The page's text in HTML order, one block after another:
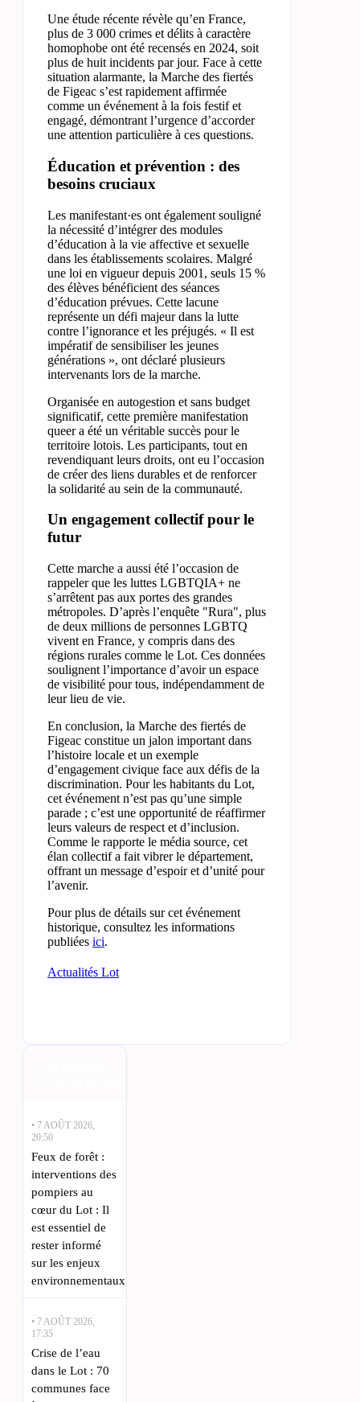
Une étude récente révèle qu’en France,
plus de 3 000 crimes et délits à caractère
homophobe ont été recensés en 2024, soit
plus de huit incidents par jour. Face à cette
situation alarmante, la Marche des fiertés
de Figeac s’est rapidement affirmée
comme un événement à la fois festif et
engagé, démontrant l’urgence d’accorder
une attention particulière à ces questions.
Éducation et prévention : des
besoins cruciaux
Les manifestant·es ont également souligné
la nécessité d’intégrer des modules
d’éducation à la vie affective et sexuelle
dans les établissements scolaires. Malgré
une loi en vigueur depuis 2001, seuls 15 %
des élèves bénéficient des séances
d’éducation prévues. Cette lacune
représente un défi majeur dans la lutte
contre l’ignorance et les préjugés. « Il est
impératif de sensibiliser les jeunes
générations », ont déclaré plusieurs
intervenants lors de la marche.
Organisée en autogestion et sans budget
significatif, cette première manifestation
queer a été un véritable succès pour le
territoire lotois. Les participants, tout en
revendiquant leurs droits, ont eu l’occasion
de créer des liens durables et de renforcer
la solidarité au sein de la communauté.
Un engagement collectif pour le
futur
Cette marche a aussi été l’occasion de
rappeler que les luttes LGBTQIA+ ne
s’arrêtent pas aux portes des grandes
métropoles. D’après l’enquête "Rura", plus
de deux millions de personnes LGBTQ
vivent en France, y compris dans des
régions rurales comme le Lot. Ces données
soulignent l’importance d’avoir un espace
de visibilité pour tous, indépendamment de
leur lieu de vie.
En conclusion, la Marche des fiertés de
Figeac constitue un jalon important dans
l’histoire locale et un exemple
d’engagement civique face aux défis de la
discrimination. Pour les habitants du Lot,
cet événement n’est pas qu’une simple
parade ; c’est une opportunité de réaffirmer
leurs valeurs de respect et d’inclusion.
Comme le rapporte le média source, cet
élan collectif a fait vibrer le département,
offrant un message d’espoir et d’unité pour
l’avenir.
Pour plus de détails sur cet événement
historique, consultez les informations
publiées ici.
Actualités Lot
• 7 AOÛT 2026,
20:50
Feux de forêt :
interventions des
pompiers au
cœur du Lot : Il
est essentiel de
rester informé
sur les enjeux
environnementaux,
• 7 AOÛT 2026,
17:35
Crise de l’eau
dans le Lot : 70
communes face